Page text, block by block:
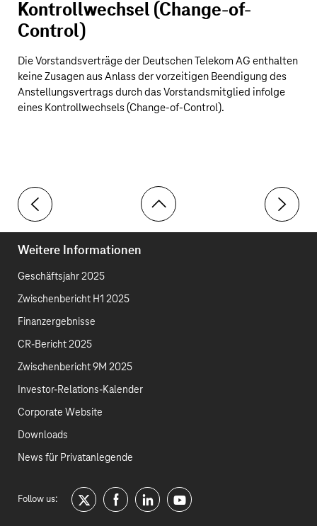
Kontrollwechsel (Change-of-
Control)
Die Vorstandsverträge der Deutschen Telekom AG enthalten
keine Zusagen aus Anlass der vorzeitigen Beendigung des
Anstellungsvertrags durch das Vorstandsmitglied infolge
eines Kontrollwechsels (Change-of-Control).
Toolbar
Weitere Bestandteile des Vergütungssystems
Weitere Informationen
Geschäftsjahr 2025
Zwischenbericht H1 2025
Finanzergebnisse
CR-Bericht 2025
Zwischenbericht 9M 2025
Investor-Relations-Kalender
Corporate Website
Downloads
News für Privatanlegende
Follow us:
twitterfacebooklinkedinyoutube